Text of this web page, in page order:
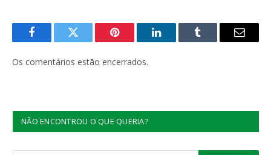
FacebookTwitter Pinterest LinkedInTumblr
E-
Os comentários estão encerrados.
NÃO ENCONTROU O QUE QUERIA?